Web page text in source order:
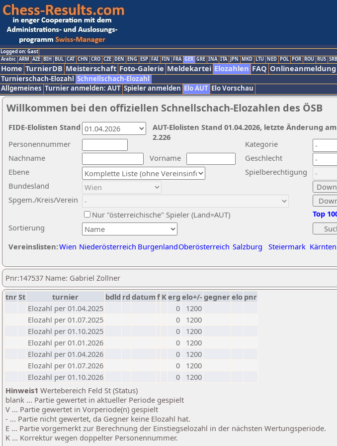
Logged on: Gast
Arabic ARM AZE BIH BUL CAT CHN CRO CZE DEN ENG ESP FAI FIN FRA GER GRE INA ITA JPN MKD LTU NED POL POR ROU RUS SRB
Home TurnierDB Meisterschaft Foto-Galerie Meldekartei Elozahlen FAQ Onlineanmeldung
Turnierschach-Elozahl Schnellschach-Elozahl
Allgemeines Turnier anmelden: AUT Spieler anmelden Elo AUT Elo Vorschau
Willkommen bei den offiziellen Schnellschach-Elozahlen des ÖSB
Nachname
Vorname
Ebene
Kategorie
Sortierung
Personennummer
Bundesland
Spgem./Kreis/Verein
Geschlecht
Nur "österreichische" Spieler (Land=AUT)
Spielberechtigung
Vereinslisten:Wien Niederösterreich BurgenlandOberösterreich Salzburg Steiermark Kärnten
Top
AUT-Elolisten Stand 01.04.2026, letzte Änderung
2.226
FIDE-Elolisten Stand
Pnr:147537 Name: Gabriel Zollner
tnrSt turnier bdld rd datumf Kerg elo+/-gegnerelo pnr
Elozahl per 01.04.2025
0
1200
Elozahl per 01.07.2025
0
1200
Elozahl per 01.10.2025
0
1200
Elozahl per 01.01.2026
0
1200
Elozahl per 01.04.2026
0
1200
Elozahl per 01.07.2026
0
1200
Elozahl per 01.10.2026
0
1200
Hinweis1 Wertebereich Feld St (Status)
blank ... Partie gewertet in aktueller Periode gespielt
V ... Partie gewertet in Vorperiode(n) gespielt
- ... Partie nicht gewertet, da Gegner keine Elozahl hat.
E ... Partie vorgemerkt zur Berechnung der Einstiegselozahl in der nächsten Wertungsperiode.
K ... Korrektur wegen doppelter Personennummer.